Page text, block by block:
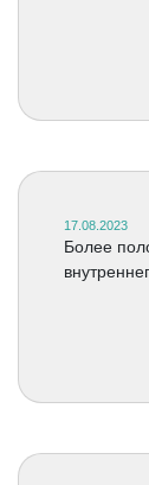
17.08.2023
Более